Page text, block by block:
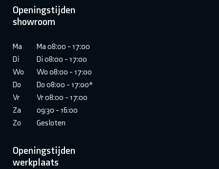
Openingstijden
showroom
Ma
Ma 08:00 - 17:00
Di
Di 08:00 - 17:00
Wo
Wo 08:00 - 17:00
Do
Do 08:00 - 17:00*
Vr
Vr 08:00 - 17:00
Za
09:30 - 16:00
Zo
Gesloten
Openingstijden
werkplaats